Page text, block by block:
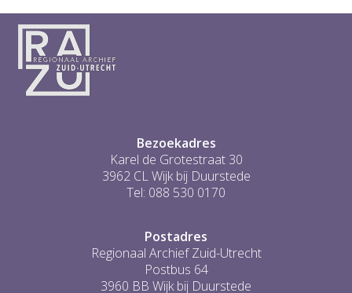
Bezoekadres
Karel de Grotestraat 30
3962 CL Wijk bij Duurstede
Tel: 088 530 0170
Postadres
Regionaal Archief Zuid-Utrecht
Postbus 64
3960 BB Wijk bij Duurstede